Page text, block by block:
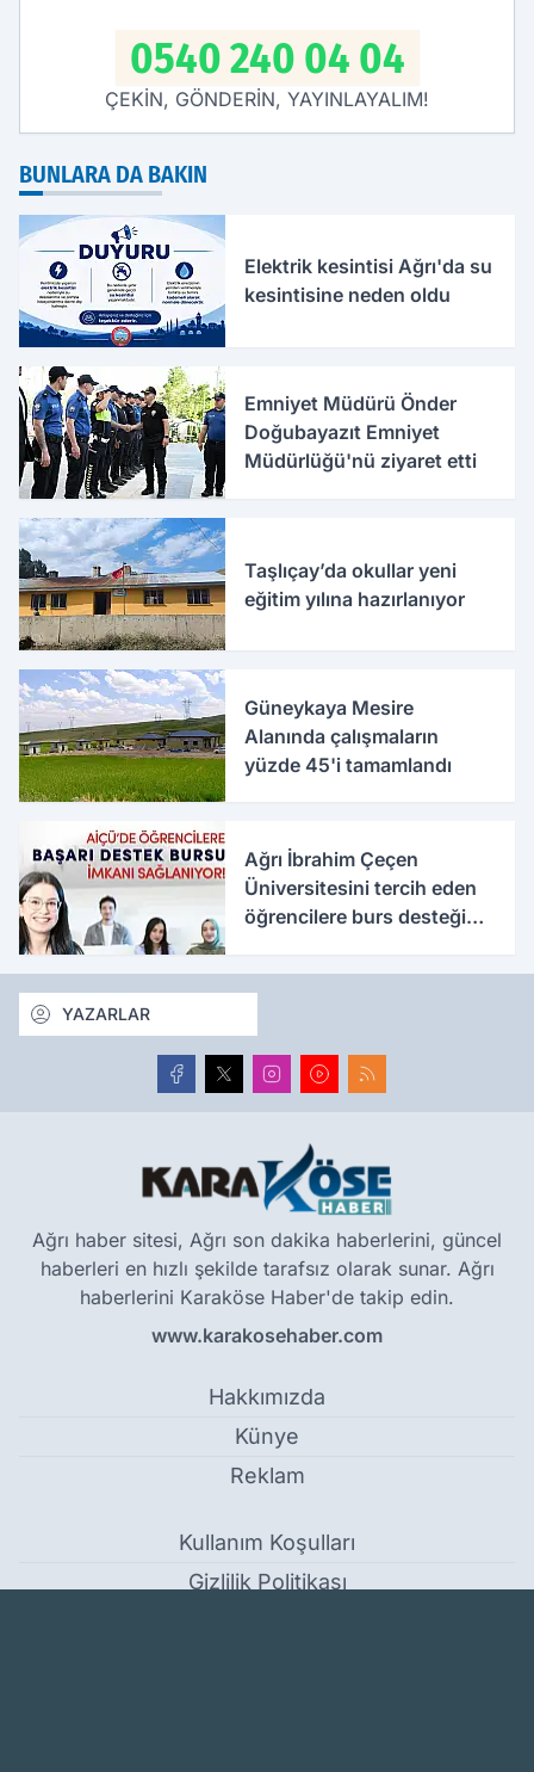
0540 240 04 04
ÇEKİN, GÖNDERİN, YAYINLAYALIM!
BUNLARA DA BAKIN
Elektrik kesintisi Ağrı'da su
kesintisine neden oldu
Emniyet Müdürü Önder
Doğubayazıt Emniyet
Müdürlüğü'nü ziyaret etti
Taşlıçay’da okullar yeni
eğitim yılına hazırlanıyor
Güneykaya Mesire
Alanında çalışmaların
yüzde 45'i tamamlandı
Ağrı İbrahim Çeçen
Üniversitesini tercih eden
öğrencilere burs desteği
YAZARLAR
Ağrı haber sitesi, Ağrı son dakika haberlerini, güncel
haberleri en hızlı şekilde tarafsız olarak sunar. Ağrı
haberlerini Karaköse Haber'de takip edin.
www.karakosehaber.com
Hakkımızda
Künye
Reklam
Kullanım Koşulları
Gizlilik Politikası